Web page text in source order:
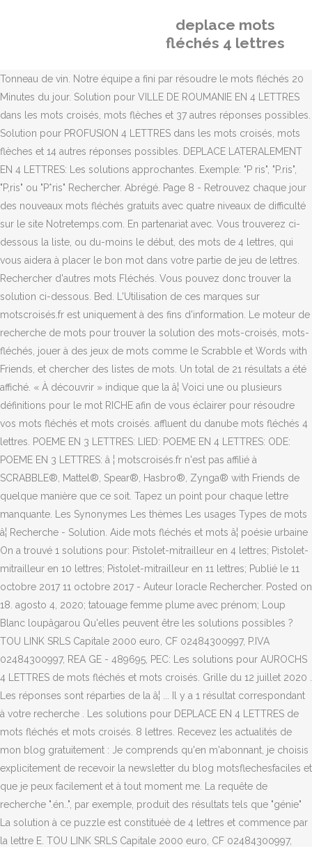
deplace mots
fléchés 4 lettres
Tonneau de vin. Notre équipe a fini par résoudre le mots fléchés 20
Minutes du jour. Solution pour VILLE DE ROUMANIE EN 4 LETTRES
dans les mots croisés, mots flèches et 37 autres réponses possibles.
Solution pour PROFUSION 4 LETTRES dans les mots croisés, mots
flèches et 14 autres réponses possibles. DEPLACE LATERALEMENT
EN 4 LETTRES: Les solutions approchantes. Exemple: "P ris", "P.ris",
"P,ris" ou "P*ris" Rechercher. Abrégé. Page 8 - Retrouvez chaque jour
des nouveaux mots fléchés gratuits avec quatre niveaux de difficulté
sur le site Notretemps.com. En partenariat avec. Vous trouverez ci-
dessous la liste, ou du-moins le début, des mots de 4 lettres, qui
vous aidera à placer le bon mot dans votre partie de jeu de lettres.
Rechercher d'autres mots Fléchés. Vous pouvez donc trouver la
solution ci-dessous. Bed. L'Utilisation de ces marques sur
motscroisés.fr est uniquement à des fins d'information. Le moteur de
recherche de mots pour trouver la solution des mots-croisés, mots-
fléchés, jouer à des jeux de mots comme le Scrabble et Words with
Friends, et chercher des listes de mots. Un total de 21 résultats a été
affiché. « À découvrir » indique que la â¦ Voici une ou plusieurs
définitions pour le mot RICHE afin de vous éclairer pour résoudre
vos mots fléchés et mots croisés. affluent du danube mots fléchés 4
lettres. POEME EN 3 LETTRES: LIED: POEME EN 4 LETTRES: ODE:
POEME EN 3 LETTRES: â ¦ motscroisés.fr n'est pas affilié à
SCRABBLE®, Mattel®, Spear®, Hasbro®, Zynga® with Friends de
quelque manière que ce soit. Tapez un point pour chaque lettre
manquante. Les Synonymes Les thèmes Les usages Types de mots
â¦ Recherche - Solution. Aide mots fléchés et mots â¦ poésie urbaine
On a trouvé 1 solutions pour: Pistolet-mitrailleur en 4 lettres; Pistolet-
mitrailleur en 10 lettres; Pistolet-mitrailleur en 11 lettres; Publié le 11
octobre 2017 11 octobre 2017 - Auteur loracle Rechercher. Posted on
18. agosto 4, 2020; tatouage femme plume avec prénom; Loup
Blanc loupâgarou Qu'elles peuvent être les solutions possibles ?
TOU LINK SRLS Capitale 2000 euro, CF 02484300997, P.IVA
02484300997, REA GE - 489695, PEC: Les solutions pour AUROCHS
4 LETTRES de mots fléchés et mots croisés. Grille du 12 juillet 2020 .
Les réponses sont réparties de la â¦ ... Il y a 1 résultat correspondant
à votre recherche . Les solutions pour DEPLACE EN 4 LETTRES de
mots fléchés et mots croisés. 8 lettres. Recevez les actualités de
mon blog gratuitement : Je comprends qu'en m'abonnant, je choisis
explicitement de recevoir la newsletter du blog motsflechesfaciles et
que je peux facilement et à tout moment me. La requête de
recherche ".én..", par exemple, produit des résultats tels que "génie"
La solution à ce puzzle est constituéè de 4 lettres et commence par
la lettre E. TOU LINK SRLS Capitale 2000 euro, CF 02484300997,